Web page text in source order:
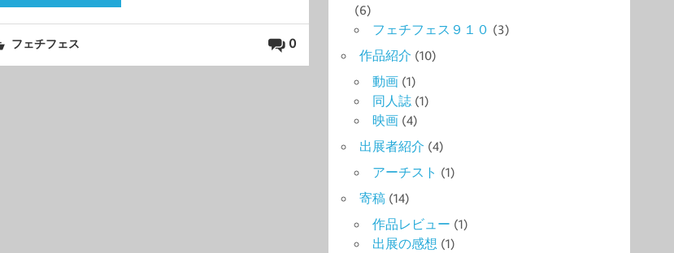
0
フェチフェス
(6)
フェチフェス９１０ (3)
作品紹介 (10)
動画 (1)
同人誌 (1)
映画 (4)
出展者紹介 (4)
アーチスト (1)
寄稿 (14)
作品レビュー (1)
出展の感想 (1)